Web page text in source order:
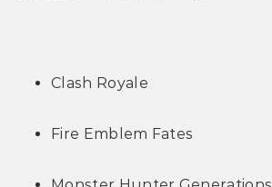
Clash Royale
Fire Emblem Fates